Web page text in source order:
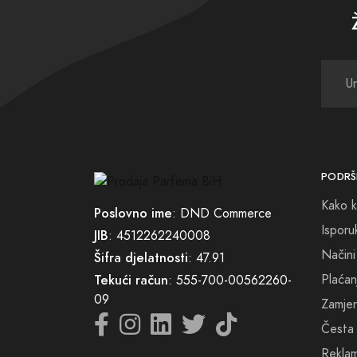
Poslovno ime: DND Commerce
JIB: 4512262240008
Šifra djelatnosti: 47.91
Tekući račun: 555-700-00562260-
09
Kako
Česta